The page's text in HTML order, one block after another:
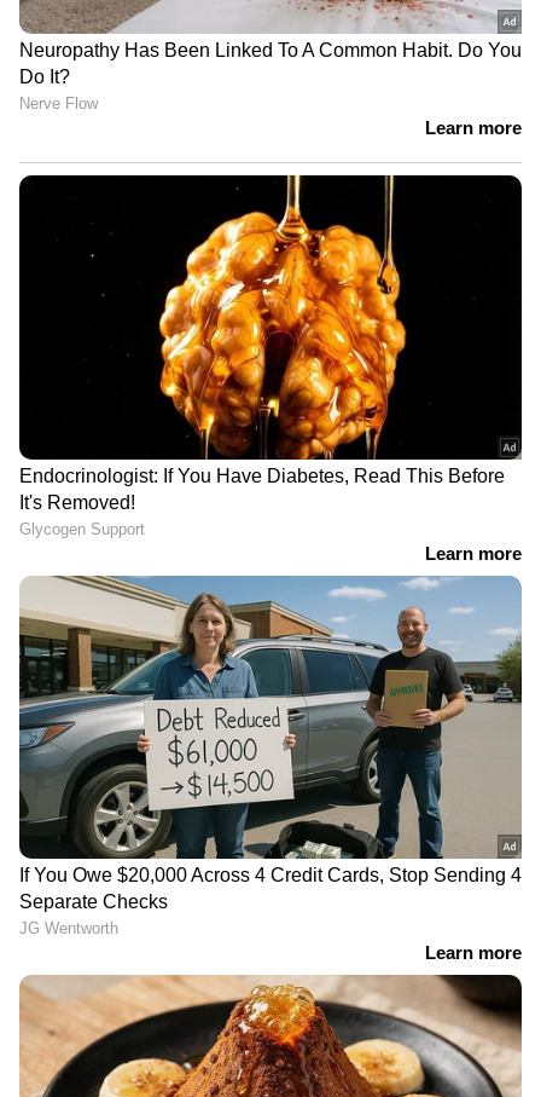
01/06/2026: പത്തനംതിട്ട , ആലപ്പുഴ ,കോട്ടയം,
എറണാകുളം, തൃശൂർ , മലപ്പുറം, കോഴിക്കോട് ,
02/06/2026: എറണാകുളം , ഇടുക്കി ,
കോഴിക്കോട് , കണ്ണൂർ , കാസർകോഡ്
03/06/2026: പത്തനംതിട്ട ,ആലപ്പുഴ, കോട്ടയം,
എറണാകുളം, ഇടുക്കി , മലപ്പുറം, കോഴിക്കോട്,
കണ്ണൂർ എന്നീ ജില്ലകളിൽ കേന്ദ്ര കാലാവസ്ഥ
വകുപ്പ് മഞ്ഞ അലർട്ട് പ്രഖ്യാപിച്ചിരിക്കുന്നു.
ഒറ്റപ്പെട്ട ശക്തമായ മഴയ്ക്കുള്ള സാധ്യതയാണ്
പ്രവചിക്കപ്പെട്ടിരിക്കുന്നത്. 24 മണിക്കൂറിൽ 64.5
മില്ലിമീറ്ററിൽ മുതൽ 115.5 മില്ലിമീറ്റർ വരെ മഴ
ലഭിക്കുന്ന സാഹചര്യത്തെയാണ് ശക്തമായ മഴ
(ISOL H) എന്നത് കൊണ്ട് കേന്ദ്ര കാലാവസ്ഥ
വകുപ്പ് അർത്ഥമാക്കുന്നത്. ഇടിമിന്നലോടു
കൂടിയ മഴയാണ് പ്രതീക്ഷിക്കുന്നത്.